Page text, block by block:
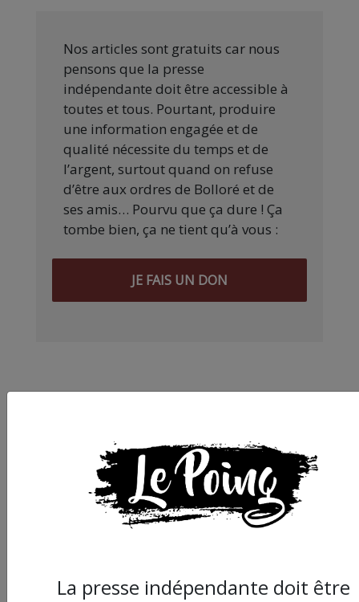
Nos articles sont gratuits car nous
pensons que la presse
indépendante doit être accessible à
toutes et tous. Pourtant, produire
une information engagée et de
qualité nécessite du temps et de
l’argent, surtout quand on refuse
d’être aux ordres de Bolloré et de
ses amis… Pourvu que ça dure ! Ça
tombe bien, ça ne tient qu’à vous :
JE FAIS UN DON
ARTICLE SUIVANT :
La presse indépendante doit être